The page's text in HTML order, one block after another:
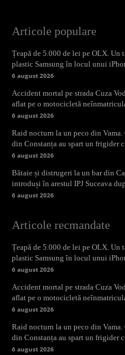
Articole populare
Țeapă de 5.000 de lei pe OLX. Un
plastic Samsung în locul unui
6 august 2026
Accident mortal pe strada Cuza
aflat pe o motocicletă
6 august 2026
Raid nocturn la un peco din
din Constanța au spart un frigider
6 august 2026
Bătaie și distrugeri la un bar din
introduși în arestul IPJ Suceava
6 august 2026
Articole recmandate
Țeapă de 5.000 de lei pe OLX. Un
plastic Samsung în locul unui
6 august 2026
Accident mortal pe strada Cuza
aflat pe o motocicletă
6 august 2026
Raid nocturn la un peco din
din Constanța au spart un frigider
6 august 2026